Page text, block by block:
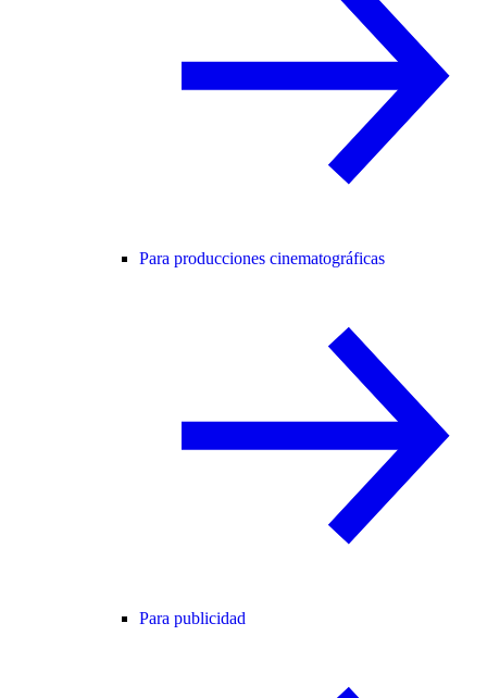
Para producciones cinematográficas
Para publicidad